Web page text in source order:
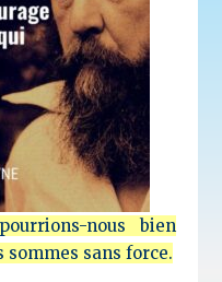
nous bien
sommes sans force.